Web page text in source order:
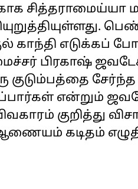
சித்தராமைய்யா
காந்தி எடுக்கப்
பிரகாஷ்
குடும்பத்தை
என்றும்
குறித்து
ஆணை‌யம் கடிதம்